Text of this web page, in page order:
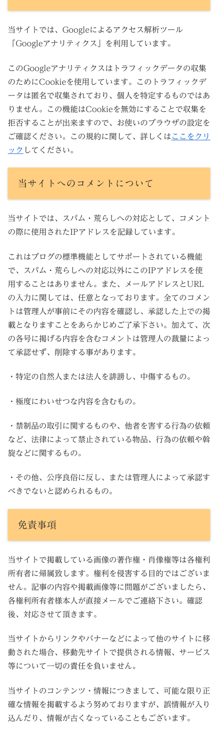
当サイトでは、Googleによるアクセス解析ツール
「Googleアナリティクス」を利用しています。
このGoogleアナリティクスはトラフィックデータの収集
のためにCookieを使用しています。このトラフィックデ
ータは匿名で収集されており、個人を特定するものではあ
りません。この機能はCookieを無効にすることで収集を
拒否することが出来ますので、お使いのブラウザの設定を
ご確認ください。この規約に関して、詳しくはここをクリ
ック してください。
当サイトへのコメントについて
当サイトでは、スパム・荒らしへの対応として、コメント
の際に使用されたIPアドレスを記録しています。
これはブログの標準機能としてサポートされている機能
で、スパム・荒らしへの対応以外にこのIPアドレスを使
用することはありません。また、メールアドレスとURL
の入力に関しては、任意となっております。全てのコメン
トは管理人が事前にその内容を確認し、承認した上での掲
載となりますことをあらかじめご了承下さい。加えて、次
の各号に掲げる内容を含むコメントは管理人の裁量によっ
て承認せず、削除する事があります。
・特定の自然人または法人を誹謗し、中傷するもの。
・極度にわいせつな内容を含むもの。
・禁制品の取引に関するものや、他者を害する行為の依頼
など、法律によって禁止されている物品、行為の依頼や斡
旋などに関するもの。
・その他、公序良俗に反し、または管理人によって承認す
べきでないと認められるもの。
免責事項
当サイトで掲載している画像の著作権・肖像権等は各権利
所有者に帰属致します。権利を侵害する目的ではございま
せん。記事の内容や掲載画像等に問題がございましたら、
各権利所有者様本人が直接メールでご連絡下さい。確認
後、対応させて頂きます。
当サイトからリンクやバナーなどによって他のサイトに移
動された場合、移動先サイトで提供される情報、サービス
等について一切の責任を負いません。
当サイトのコンテンツ・情報につきまして、可能な限り正
確な情報を掲載するよう努めておりますが、誤情報が入り
込んだり、情報が古くなっていることもございます。